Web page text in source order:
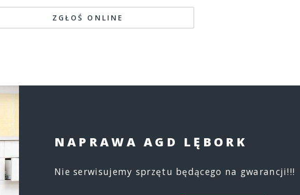
ZGŁOŚ ONLINE
NAPRAWA AGD LĘBORK
Nie serwisujemy sprzętu będącego na gwarancji!!!